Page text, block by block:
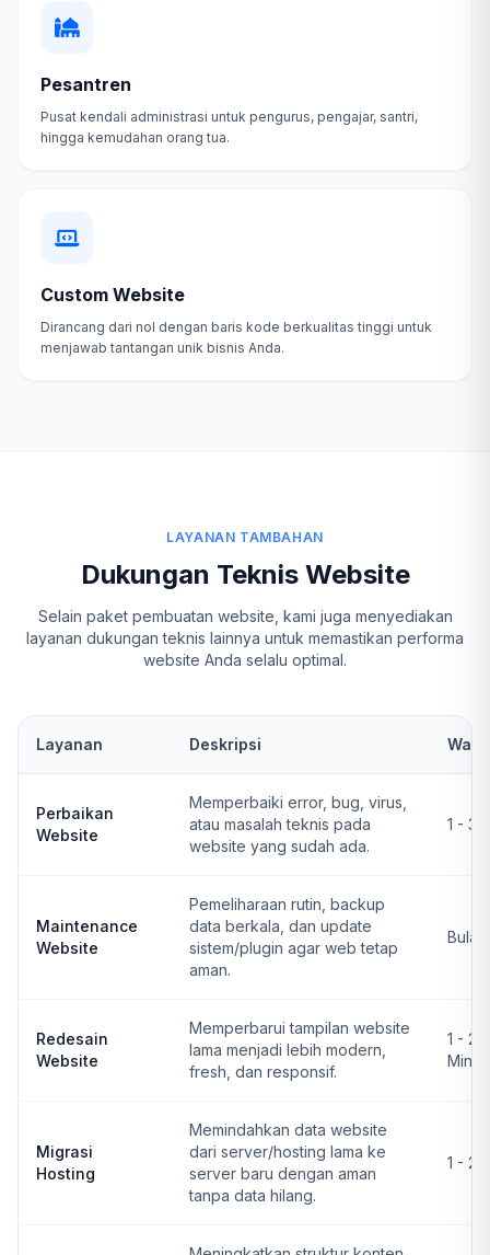
Pesantren
Pusat kendali administrasi untuk pengurus, pengajar, santri,
hingga kemudahan orang tua.
Custom Website
Dirancang dari nol dengan baris kode berkualitas tinggi untuk
menjawab tantangan unik bisnis Anda.
LAYANAN TAMBAHAN
Dukungan Teknis Website
Selain paket pembuatan website, kami juga menyediakan
layanan dukungan teknis lainnya untuk memastikan performa
website Anda selalu optimal.
Layanan Deskripsi
Perbaikan
Website
Memperbaiki error, bug, virus,
atau masalah teknis pada
website yang sudah ada.
1 - 3
Maintenance
Website
Pemeliharaan rutin, backup
data berkala, dan update
sistem/plugin agar web tetap
aman.
Redesain
Website
Memperbarui tampilan website
lama menjadi lebih modern,
fresh, dan responsif.
1 - 2
Migrasi
Hosting
Memindahkan data website
dari server/hosting lama ke
server baru dengan aman
tanpa data hilang.
1 - 2